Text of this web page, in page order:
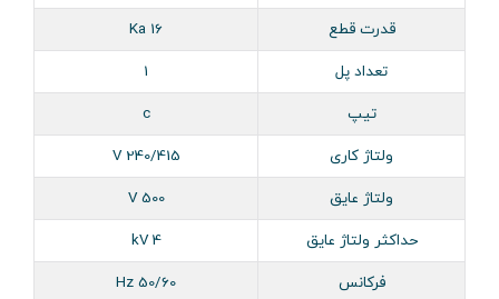
قدرت قطع
16 Ka
تعداد پل
1
تیپ
c
ولتاژ کاری
240/415 V
ولتاژ عایق
500 V
حداکثر ولتاژ عایق
4 kV
فرکانس
50/60 Hz